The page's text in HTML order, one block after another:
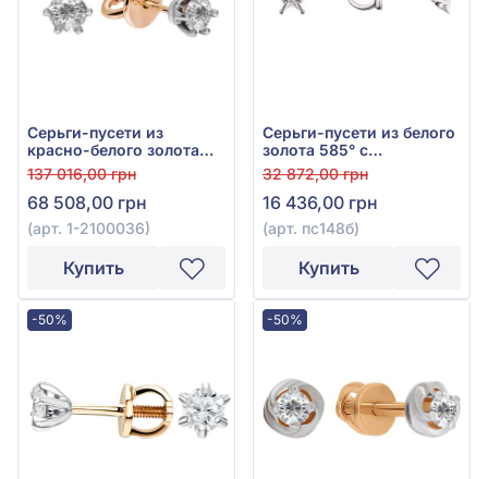
Серьги-пусети из
красно-белого золота
585° с бриллиантом
0,48ct, арт. 1-2100036
137 016,00 грн
68 508,00 грн
(арт. 1-2100036)
Купить
Серьги-пусети из белого
золота 585° с
бриллиантом 0,048ct,
арт. пс148б
32 872,00 грн
16 436,00 грн
(арт. пс148б)
Купить
-50% -50%